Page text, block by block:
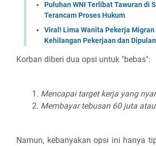
Puluhan WNI Terlibat Tawuran di
Terancam Proses Hukum
Viral! Lima Wanita Pekerja
Kehilangan Pekerjaan dan
Korban diberi dua opsi untuk "bebas":
Mencapai target kerja yang
Membayar tebusan 60 juta
Namun, kebanyakan opsi ini hanya